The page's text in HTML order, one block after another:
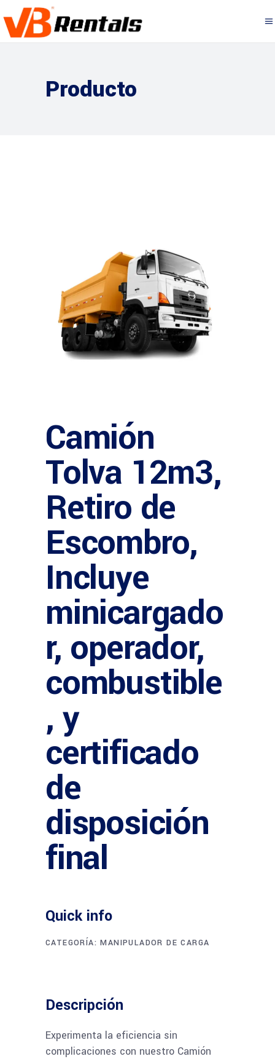
Producto
Camión
Tolva 12m3,
Retiro de
Escombro,
Incluye
minicargado
r, operador,
combustible
, y
certificado
de
disposición
final
Quick info
CATEGORÍA:MANIPULADOR DE CARGA
Descripción
Experimenta la eficiencia sin
complicaciones con nuestro Camión